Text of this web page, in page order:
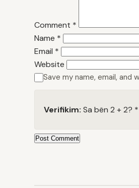
Comment *
Name *
Email *
Website
Save my name, email,
Verifikim: Sa bën 2 + 2? *
Post Comment